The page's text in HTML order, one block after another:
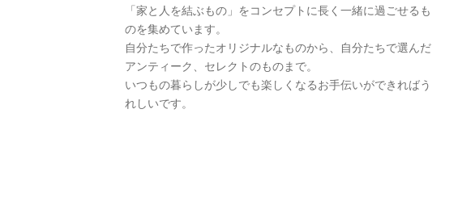
「家と人を結ぶもの」をコンセプトに長く一緒に過ごせるも
のを集めています。
自分たちで作ったオリジナルなものから、自分たちで選んだ
アンティーク、セレクトのものまで。
いつもの暮らしが少しでも楽しくなるお手伝いができればう
れしいです。